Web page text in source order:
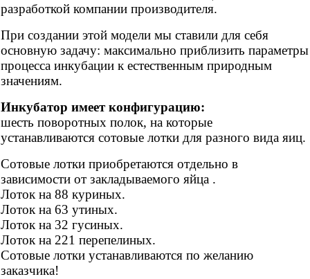
разработкой компании производителя.
При создании этой модели мы ставили для себя
основную задачу: максимально приблизить параметры
процесса инкубации к естественным природным
значениям.
Инкубатор имеет конфигурацию:
шесть поворотных полок, на которые
устанавливаются сотовые лотки для разного вида яиц.
Сотовые лотки приобретаются отдельно в
зависимости от закладываемого яйца .
Лоток на 88 куриных.
Лоток на 63 утиных.
Лоток на 32 гусиных.
Лоток на 221 перепелиных.
Сотовые лотки устанавливаются по желанию
заказчика!